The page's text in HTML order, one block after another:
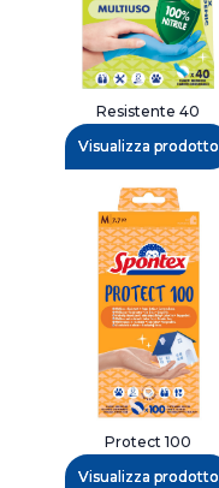
Resistente 40
Visualizza prodotto
Protect 100
Visualizza prodotto